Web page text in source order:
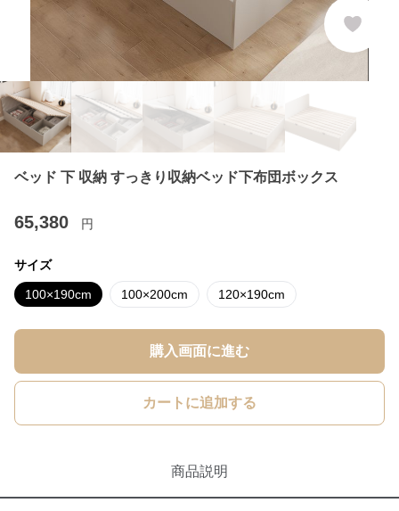
ベッド 下 収納 すっきり収納ベッド下布団ボックス
65,380 円
サイズ
100×190cm 100×200cm 120×190cm
購入画面に進む
カートに追加する
商品説明